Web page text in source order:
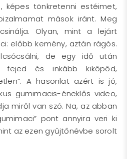
tönkretenni estéimet,
mások iránt. Meg
Olyan, mint a lejárt
előbb kemény, aztán rágós.
de egy idő után
fejed és inkább kiköpöd,
A hasonlat azért is jó,
gumimacis-éneklős video,
miről van szó. Na, az abban
pont annyira veri ki
az ezen gyűjtőnévbe sorolt